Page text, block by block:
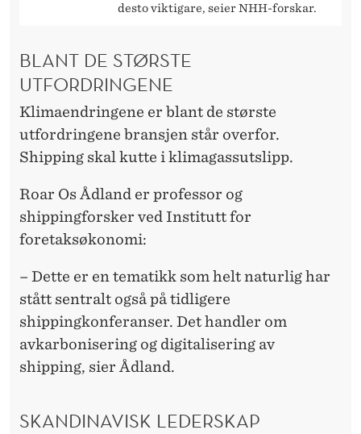
desto viktigare, seier NHH-forskar.
BLANT DE STØRSTE
UTFORDRINGENE
Klimaendringene er blant de største
utfordringene bransjen står overfor.
Shipping skal kutte i klimagassutslipp.
Roar Os Ådland er professor og
shippingforsker ved Institutt for
foretaksøkonomi:
– Dette er en tematikk som helt naturlig har
stått sentralt også på tidligere
shippingkonferanser. Det handler om
avkarbonisering og digitalisering av
shipping, sier Ådland.
SKANDINAVISK LEDERSKAP